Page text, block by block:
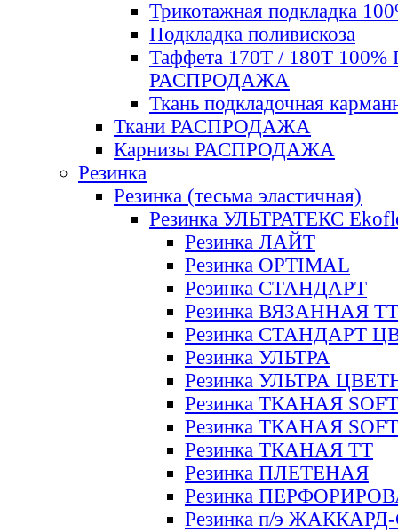
Трикотажная подкладка
Подкладка поливискоза
Таффета 170Т / 180Т 100%
РАСПРОДАЖА
Ткань подкладочная
Ткани РАСПРОДАЖА
Карнизы РАСПРОДАЖА
Резинка
Резинка (тесьма эластичная)
Резинка УЛЬТРАТЕКС
Резинка ЛАЙТ
Резинка OPTIMAL
Резинка СТАНДАРТ
Резинка ВЯЗАННАЯ ТТ
Резинка СТАНДАРТ
Резинка УЛЬТРА
Резинка УЛЬТРА
Резинка ТКАНАЯ SOFT
Резинка ТКАНАЯ
Резинка ТКАНАЯ ТТ
Резинка ПЛЕТЕНАЯ
Резинка
Резинка п/э